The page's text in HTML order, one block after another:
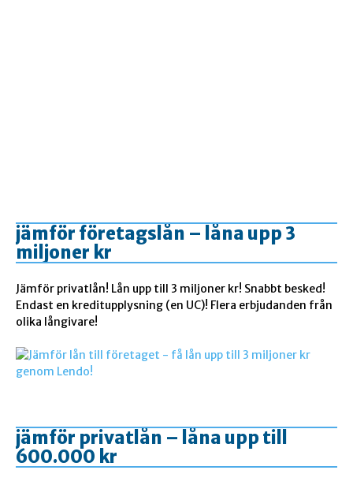
jämför företagslån – låna upp 3
miljoner kr
Jämför privatlån! Lån upp till 3 miljoner kr! Snabbt besked!
Endast en kreditupplysning (en UC)! Flera erbjudanden från
olika långivare!
jämför privatlån – låna upp till
600.000 kr